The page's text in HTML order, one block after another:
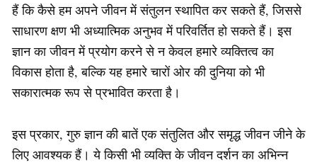
हैं कि कैसे हम अपने जीवन में संतुलन स्थापित कर सकते हैं, जिससे
साधारण क्षण भी अध्यात्मिक अनुभव में परिवर्तित हो सकते हैं। इस
ज्ञान का जीवन में प्रयोग करने से न केवल हमारे व्यक्तित्व का
विकास होता है, बल्कि यह हमारे चारों ओर की दुनिया को भी
सकारात्मक रूप से प्रभावित करता है।
इस प्रकार, गुरु ज्ञान की बातें एक संतुलित और समृद्ध जीवन जीने के
लिए आवश्यक हैं। ये किसी भी व्यक्ति के जीवन दर्शन का अभिन्न